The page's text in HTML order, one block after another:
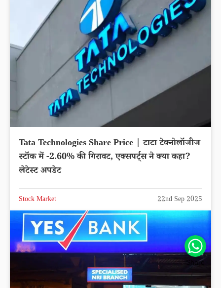
Tata Technologies Share Price | टाटा टेक्नोलॉजीज
स्टॉक में -2.60% की गिरावट, एक्सपर्ट्स ने क्या कहा?
लेटेस्ट अपडेट
Stock Market 22nd Sep 2025
Share